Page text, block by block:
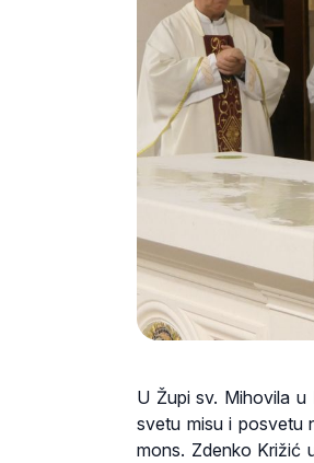
U Župi sv. Mihovila u
svetu misu i posvetu
mons. Zdenko Križić